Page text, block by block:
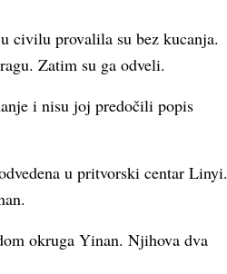
civilu provalila su bez kucanja.
Zatim su ga odveli.
i nisu joj predočili popis
u pritvorski centar Linyi.
okruga Yinan. Njihova dva